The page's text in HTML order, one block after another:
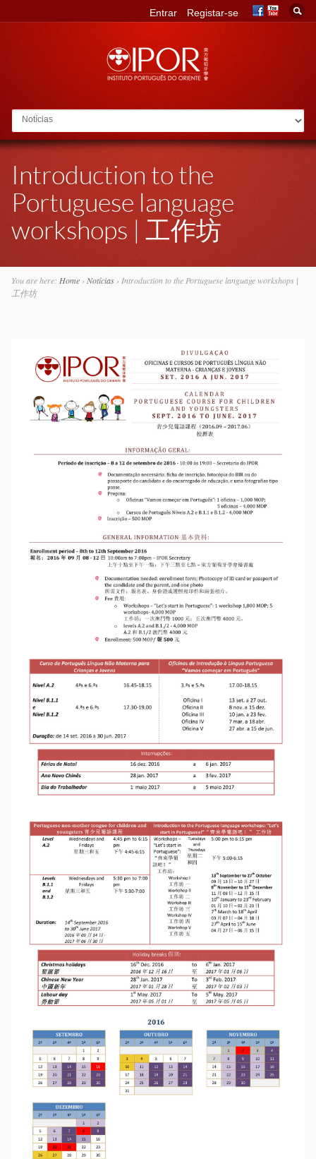
Go to:
Entrar Registar-se
Introduction to the
Portuguese language
workshops | 工作坊
You are here: Home› Notícias› Introduction to the Portuguese language workshops |
工作坊